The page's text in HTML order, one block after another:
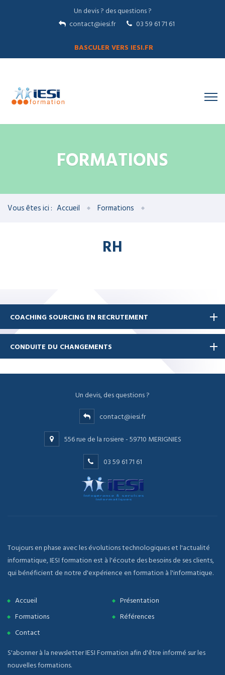
Un devis ? des questions ?
contact@iesi.fr
03 59 61 71 61
BASCULER VERS IESI.FR
FORMATIONS
Vous êtes ici : Accueil Formations
RH
COACHING SOURCING EN RECRUTEMENT
CONDUITE DU CHANGEMENTS
Un devis, des questions ?
contact@iesi.fr
556 rue de la rosiere - 59710 MERIGNIES
03 59 61 71 61
Toujours en phase avec les évolutions technologiques et l'actualité
informatique, IESI formation est à l'écoute des besoins de ses clients,
qui bénéficient de notre d'expérience en formation à l'informatique.
Accueil
Présentation
Formations
Références
Contact
S'abonner à la newsletter IESI Formation afin d'être informé sur les
nouvelles formations.